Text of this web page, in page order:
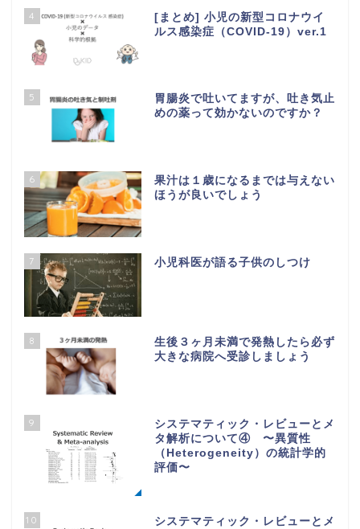
4
[まとめ] 小児の新型コロナウイ
ルス感染症（COVID-19）ver.1
5
胃腸炎で吐いてますが、吐き気止
めの薬って効かないのですか？
6
果汁は１歳になるまでは与えない
ほうが良いでしょう
7 小児科医が語る子供のしつけ
8
生後３ヶ月未満で発熱したら必ず
大きな病院へ受診しましょう
9
システマティック・レビューとメ
タ解析について④ 〜異質性
（Heterogeneity）の統計学的
評価〜
10
システマティック・レビューとメ